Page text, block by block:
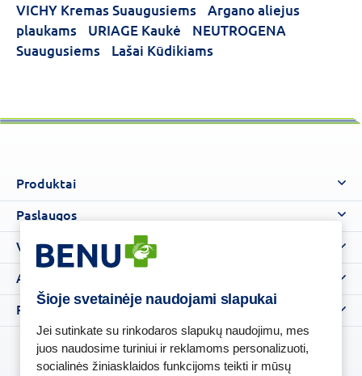
Šioje svetainėje naudojami slapukai
Jei sutinkate su rinkodaros slapukų naudojimu, mes
juos naudosime turiniui ir reklamoms personalizuoti,
socialinės žiniasklaidos funkcijoms teikti ir mūsų
VICHY Kremas Suaugusiems
Argano aliejus
plaukams
URIAGE Kaukė
NEUTROGENA
Suaugusiems
Lašai Kūdikiams
Produktai
Visi produktai
Prekių ženklai
Paslaugos
Dovanų kortelės
Gaminami vaistai
Kliento kortelė
Pirkimas internetu
Taisyklės
Pristatymo sąlygos
Vaistininko konsultacija
Tinklaraštis
Klausk vaistininko
Apie mus
Apie mus
Kontaktai
Vaistinės